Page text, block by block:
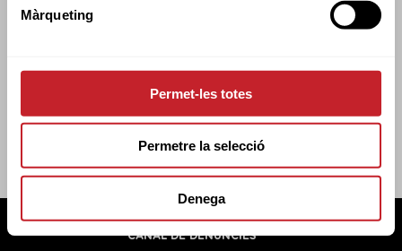
Màrqueting
Permet-les totes
Permetre la selecció
Denega
C/TUSET 32, 8ÈNA PLANTA. 08006 BCN
POLÍTICA DE COOKIES
POLÍTICA DE PRIVADESA
CANAL DE DENÚNCIES